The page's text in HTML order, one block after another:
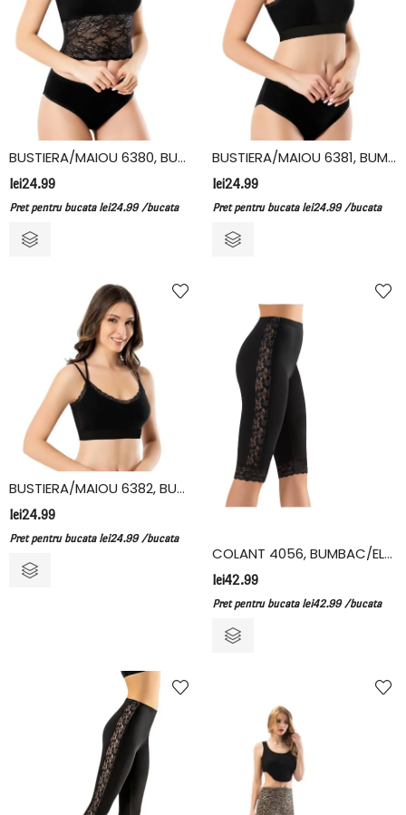
BUSTIERA/MAIOU 6380, BUMBAC/ELASTAN, KOTA
lei24.99
Pret pentru bucata lei24.99 /bucata
BUSTIERA/MAIOU 6381, BUMBAC/ELASTAN, KOTA
lei24.99
Pret pentru bucata lei24.99 /bucata
BUSTIERA/MAIOU 6382, BUMBAC/ELASTAN, KOTA
lei24.99
Pret pentru bucata lei24.99 /bucata
COLANT 4056, BUMBAC/ELASTAN, KOTA
lei42.99
Pret pentru bucata lei42.99 /bucata